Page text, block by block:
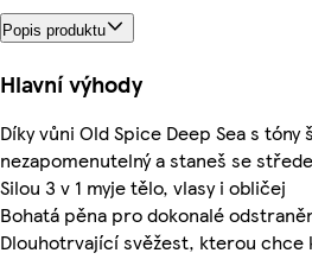
Popis produktu
Hlavní výhody
Díky vůni Old Spice Deep Sea s
nezapomenutelný a staneš se
Silou 3 v 1 myje tělo, vlasy i obličej
Bohatá pěna pro dokonalé
Dlouhotrvající svěžest, kterou chce